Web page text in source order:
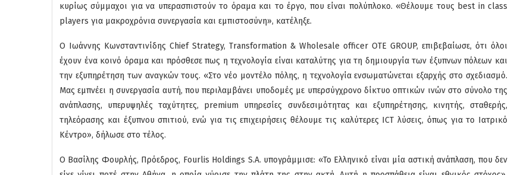
κυρίως σύμμαχοι για να υπερασπιστούν το όραμα και το έργο, που είναι πολύπλοκο. «Θέλουμε τους best in class
players για μακροχρόνια συνεργασία και εμπιστοσύνη», κατέληξε.
Ο Ιωάννης Κωνσταντινίδης Chief Strategy, Transformation & Wholesale officer OTE GROUP, επιβεβαίωσε, ότι όλοι
έχουν ένα κοινό όραμα και πρόσθεσε πως η τεχνολογία είναι καταλύτης για τη δημιουργία των έξυπνων πόλεων και
την εξυπηρέτηση των αναγκών τους. «Στο νέο μοντέλο πόλης, η τεχνολογία ενσωματώνεται εξαρχής στο σχεδιασμό.
Μας εμπνέει η συνεργασία αυτή, που περιλαμβάνει υποδομές με υπερσύγχρονο δίκτυο οπτικών ινών στο σύνολο της
ανάπλασης, υπερυψηλές ταχύτητες, premium υπηρεσίες συνδεσιμότητας και εξυπηρέτησης, κινητής, σταθερής,
τηλεόρασης και έξυπνου σπιτιού, ενώ για τις επιχειρήσεις θέλουμε τις καλύτερες ICT λύσεις, όπως για το Ιατρικό
Κέντρο», δήλωσε στο τέλος.
O Βασίλης Φουρλής, Πρόεδρος, Fourlis Holdings S.A. υπογράμμισε: «Το Ελληνικό είναι μία αστική ανάπλαση, που δεν